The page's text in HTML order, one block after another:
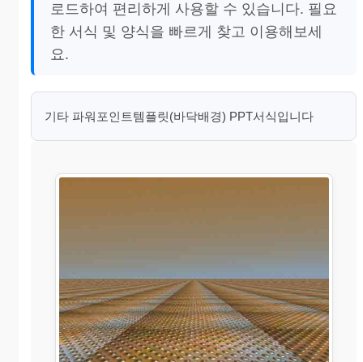
로드하여 편리하게 사용할 수 있습니다. 필요
한 서식 및 양식을 빠르게 찾고 이용해보세
요.
기타 파워포인트템플릿(바닥배경) PPT서식입니다